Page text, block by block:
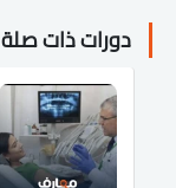
دورات ذات صلة